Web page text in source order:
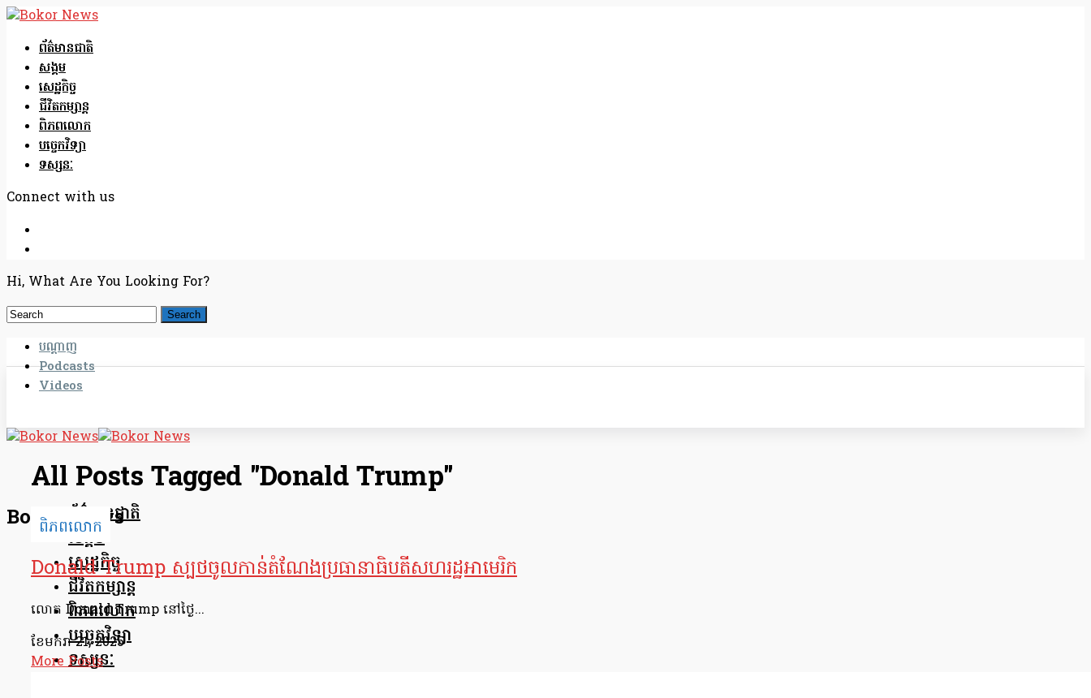
ព័ត៌មានជាតិ
សង្គម
សេដ្ឋកិច្ច
ជីវិតកម្សាន្ត
ពិភពលោក
បច្ចេកវិទ្យា
ទស្សនៈ
Connect with us
Hi, What Are You Looking For?
បណ្តាញ
Podcasts
Videos
Bokor News
ព័ត៌មានជាតិ
សង្គម
សេដ្ឋកិច្ច
ជីវិតកម្សាន្ត
ពិភពលោក
បច្ចេកវិទ្យា
ទស្សនៈ
All Posts Tagged "Donald Trump"
ពិភពលោក
Donald Trump ស្បថ​ចូល​កាន់​តំណែង​ប្រធានាធិបតី​សហរដ្ឋ​អាមេរិក
លោក Donald Trump នៅ​ថ្ងៃ...
ខែ​មករា 21, 2025
More Posts